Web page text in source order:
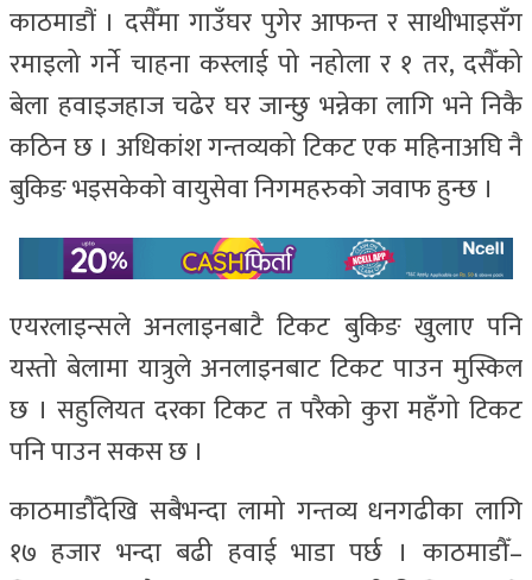
काठमाडौं । दसैँमा गाउँघर पुगेर आफन्त र साथीभाइसँग
रमाइलो गर्ने चाहना कस्लाई पो नहोला र १ तर, दसैँको
बेला हवाइजहाज चढेर घर जान्छु भन्नेका लागि भने निकै
कठिन छ । अधिकांश गन्तव्यको टिकट एक महिनाअघि नै
बुकिङ भइसकेको वायुसेवा निगमहरुको जवाफ हुन्छ ।
एयरलाइन्सले अनलाइनबाटै टिकट बुकिङ खुलाए पनि
यस्तो बेलामा यात्रुले अनलाइनबाट टिकट पाउन मुस्किल
छ । सहुलियत दरका टिकट त परैको कुरा महँगो टिकट
पनि पाउन सकस छ ।
काठमाडौँदेखि सबैभन्दा लामो गन्तव्य धनगढीका लागि
१७ हजार भन्दा बढी हवाई भाडा पर्छ । काठमाडौँ–